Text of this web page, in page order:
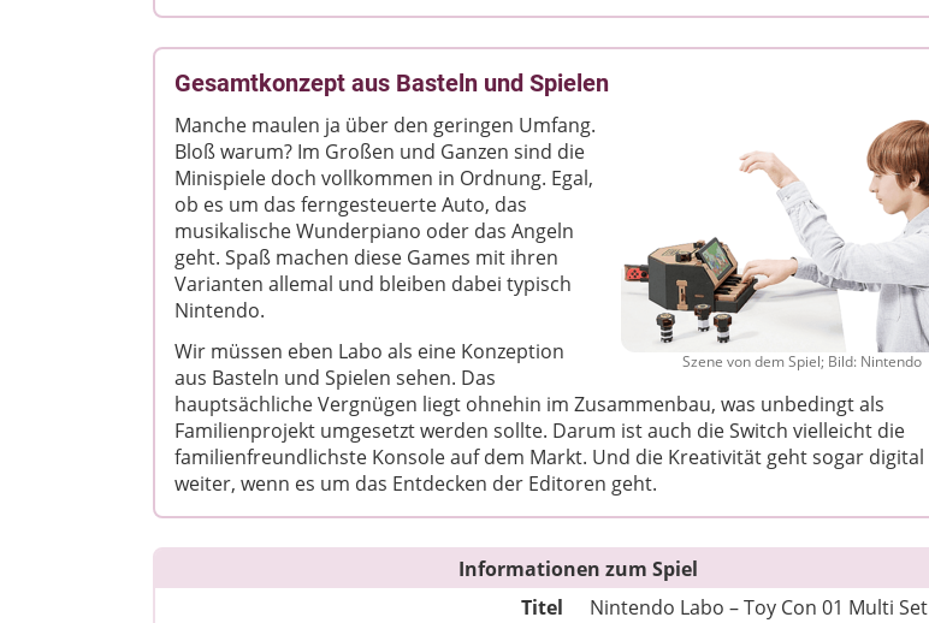
Gesamtkonzept aus Basteln und Spielen
Szene von dem Spiel; Bild: Nintendo
Manche maulen ja über den geringen Umfang.
Bloß warum? Im Großen und Ganzen sind die
Minispiele doch vollkommen in Ordnung. Egal,
ob es um das ferngesteuerte Auto, das
musikalische Wunderpiano oder das Angeln
geht. Spaß machen diese Games mit ihren
Varianten allemal und bleiben dabei typisch
Nintendo.
Wir müssen eben Labo als eine Konzeption
aus Basteln und Spielen sehen. Das
hauptsächliche Vergnügen liegt ohnehin im Zusammenbau, was unbedingt als
Familienprojekt umgesetzt werden sollte. Darum ist auch die Switch vielleicht die
familienfreundlichste Konsole auf dem Markt. Und die Kreativität geht sogar digital
weiter, wenn es um das Entdecken der Editoren geht.
Informationen zum Spiel
Titel
Nintendo Labo – Toy Con 01 Multi Set